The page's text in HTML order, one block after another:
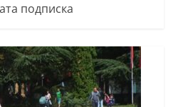
подписка